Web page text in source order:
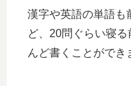
漢字や英語の単語も
ど、20問ぐらい寝
んど書くことができ